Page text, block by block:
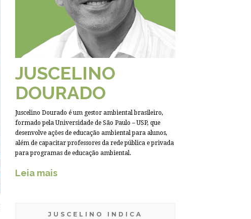
JUSCELINO
DOURADO
Juscelino Dourado é um gestor ambiental brasileiro,
formado pela Universidade de São Paulo – USP, que
desenvolve ações de educação ambiental para alunos,
além de capacitar professores da rede pública e privada
para programas de educação ambiental.
Leia mais
JUSCELINO INDICA